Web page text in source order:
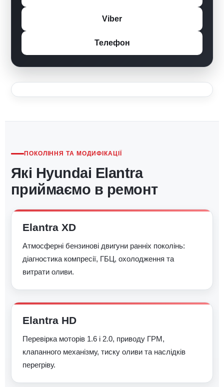
Viber
Телефон
ПОКОЛІННЯ ТА МОДИФІКАЦІЇ
Які Hyundai Elantra
приймаємо в ремонт
Elantra XD
Атмосферні бензинові двигуни ранніх поколінь:
діагностика компресії, ГБЦ, охолодження та
витрати оливи.
Elantra HD
Перевірка моторів 1.6 і 2.0, приводу ГРМ,
клапанного механізму, тиску оливи та наслідків
перегріву.